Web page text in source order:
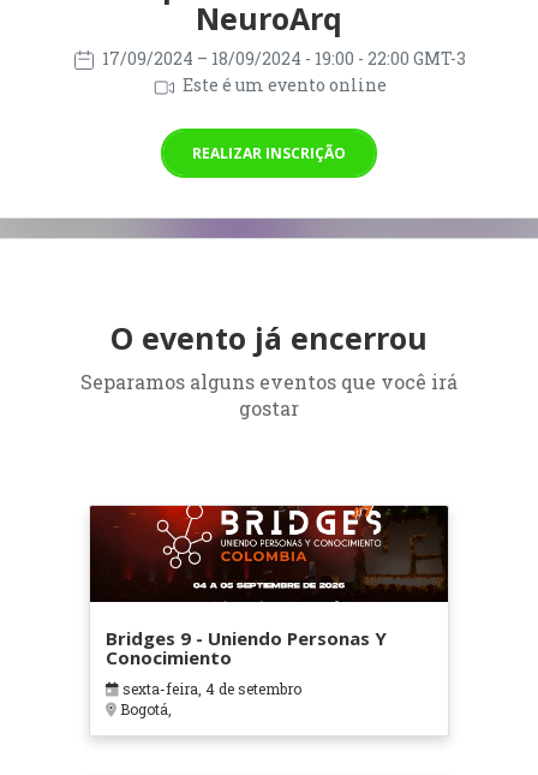
NeuroArq
17/09/2024 – 18/09/2024 - 19:00 - 22:00 GMT-3
Este é um evento online
REALIZAR INSCRIÇÃO
O evento já encerrou
Separamos alguns eventos que você irá
gostar
Bridges 9 - Uniendo Personas Y
Conocimiento
sexta-feira, 4 de setembro
Bogotá,